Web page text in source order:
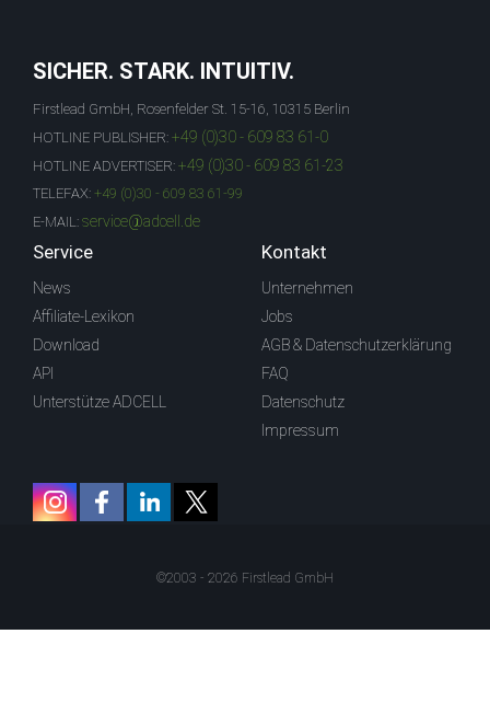
SICHER. STARK. INTUITIV.
Firstlead GmbH, Rosenfelder St. 15-16, 10315 Berlin
HOTLINE PUBLISHER: +49 (0)30 - 609 83 61-0
HOTLINE ADVERTISER: +49 (0)30 - 609 83 61-23
TELEFAX: +49 (0)30 - 609 83 61-99
E-MAIL: service@adcell.de
Service
News
Affiliate-Lexikon
Download
API
Unterstütze ADCELL
Kontakt
Unternehmen
Jobs
AGB & Datenschutzerklärung
FAQ
Datenschutz
Impressum
©2003 - 2026 Firstlead GmbH